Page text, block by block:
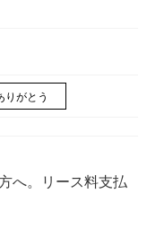
りがとう
へ。リース料支払